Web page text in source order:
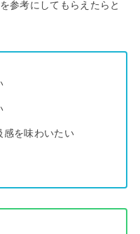
参考にしてもらえたらと
感を味わいたい